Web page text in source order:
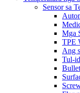
Sensor sa
Mga
TPE
Ang
Tul-